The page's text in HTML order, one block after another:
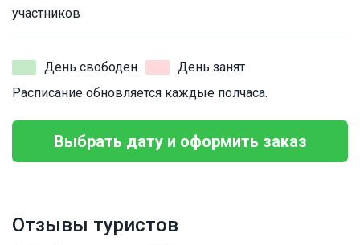
участников
День свободен
День занят
Расписание обновляется каждые полчаса.
Выбрать дату и оформить заказ
Отзывы туристов